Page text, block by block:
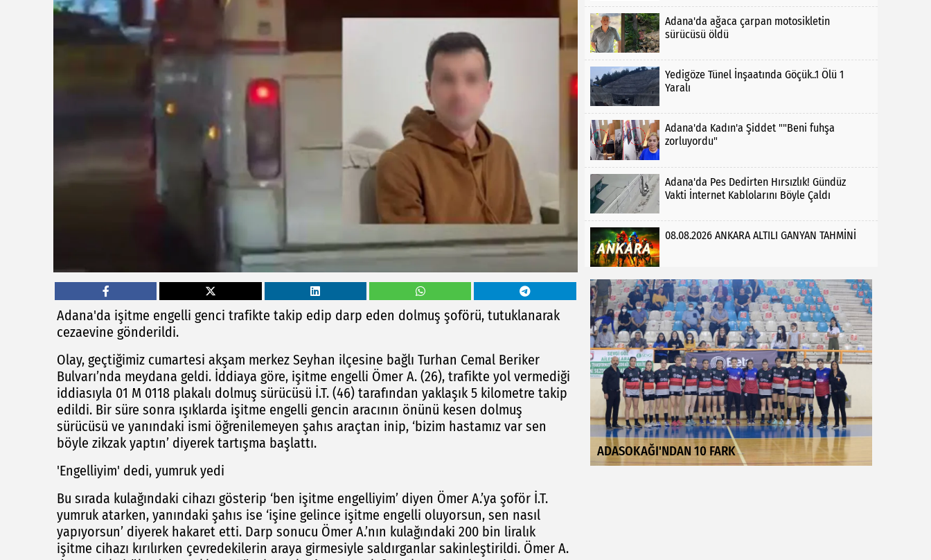
Adana'da işitme engelli genci trafikte takip edip darp eden dolmuş şoförü, tutuklanarak
cezaevine gönderildi.
Olay, geçtiğimiz cumartesi akşam merkez Seyhan ilçesine bağlı Turhan Cemal Beriker
Bulvarı’nda meydana geldi. İddiaya göre, işitme engelli Ömer A. (26), trafikte yol vermediği
iddiasıyla 01 M 0118 plakalı dolmuş sürücüsü İ.T. (46) tarafından yaklaşık 5 kilometre takip
edildi. Bir süre sonra ışıklarda işitme engelli gencin aracının önünü kesen dolmuş
sürücüsü ve yanındaki ismi öğrenilemeyen şahıs araçtan inip, ‘bizim hastamız var sen
böyle zikzak yaptın’ diyerek tartışma başlattı.
'Engelliyim' dedi, yumruk yedi
Bu sırada kulağındaki cihazı gösterip ‘ben işitme engelliyim’ diyen Ömer A.’ya şoför İ.T.
yumruk atarken, yanındaki şahıs ise ‘işine gelince işitme engelli oluyorsun, sen nasıl
yapıyorsun’ diyerek hakaret etti. Darp sonucu Ömer A.’nın kulağındaki 200 bin liralık
işitme cihazı kırılırken çevredekilerin araya girmesiyle saldırganlar sakinleştirildi. Ömer A.
Adana'da ağaca çarpan motosikletin
sürücüsü öldü
Yedigöze Tünel İnşaatında Göçük..1 Ölü 1
Yaralı
Adana'da Kadın'a Şiddet ""Beni fuhşa
zorluyordu"
Adana'da Pes Dedirten Hırsızlık! Gündüz
Vakti İnternet Kablolarını Böyle Çaldı
08.08.2026 ANKARA ALTILI GANYAN TAHMİNİ
ADASOKAĞI'NDAN 10 FARK